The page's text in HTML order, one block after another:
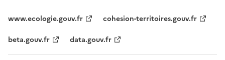
www.ecologie.gouv.fr
cohesion-territoires.gouv.fr
beta.gouv.fr
data.gouv.fr